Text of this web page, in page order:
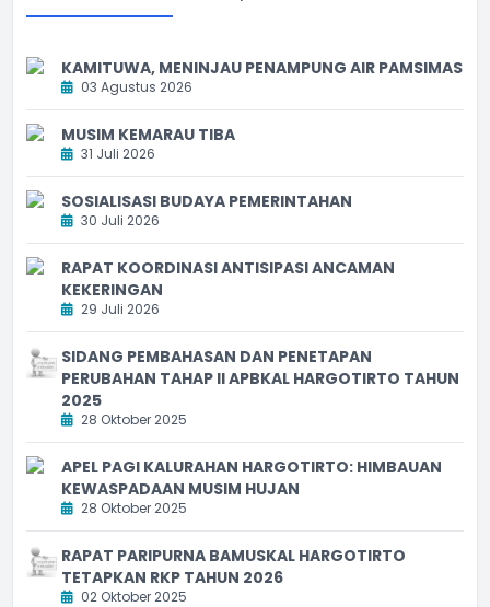
KAMITUWA, MENINJAU PENAMPUNG AIR PAMSIMAS
03 Agustus 2026
MUSIM KEMARAU TIBA
31 Juli 2026
SOSIALISASI BUDAYA PEMERINTAHAN
30 Juli 2026
RAPAT KOORDINASI ANTISIPASI ANCAMAN
KEKERINGAN
29 Juli 2026
SIDANG PEMBAHASAN DAN PENETAPAN
PERUBAHAN TAHAP II APBKAL HARGOTIRTO TAHUN
2025
28 Oktober 2025
APEL PAGI KALURAHAN HARGOTIRTO: HIMBAUAN
KEWASPADAAN MUSIM HUJAN
28 Oktober 2025
RAPAT PARIPURNA BAMUSKAL HARGOTIRTO
TETAPKAN RKP TAHUN 2026
02 Oktober 2025